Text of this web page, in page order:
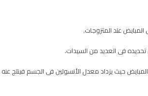
عند المتزوجات.
فى العديد من السيدات.
حيث يزداد معدل الأنسولين فى الجسم فينتج عنه